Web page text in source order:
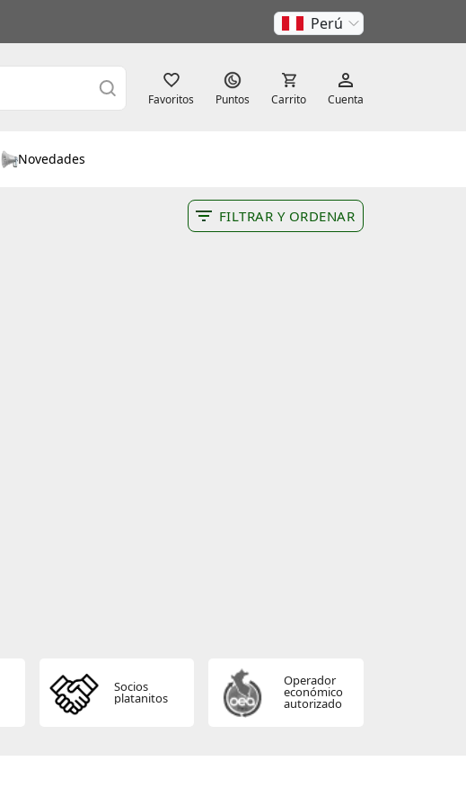
Perú
Favoritos Puntos Carrito Cuenta
Novedades
FILTRAR Y ORDENAR
Socios
platanitos
Operador
económico
autorizado